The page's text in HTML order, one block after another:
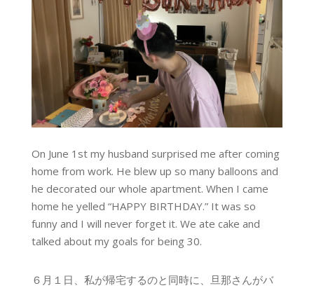
On June 1st my husband surprised me after coming
home from work. He blew up so many balloons and
he decorated our whole apartment. When I came
home he yelled “HAPPY BIRTHDAY.” It was so
funny and I will never forget it. We ate cake and
talked about my goals for being 30.
６月１日、私が帰宅するのと同時に、旦那さんがバ